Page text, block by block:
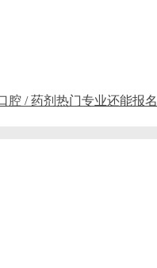
腔 / 药剂热门专业还能报名